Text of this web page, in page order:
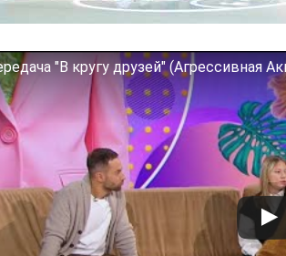
"В кругу друзей" (Агрессивная